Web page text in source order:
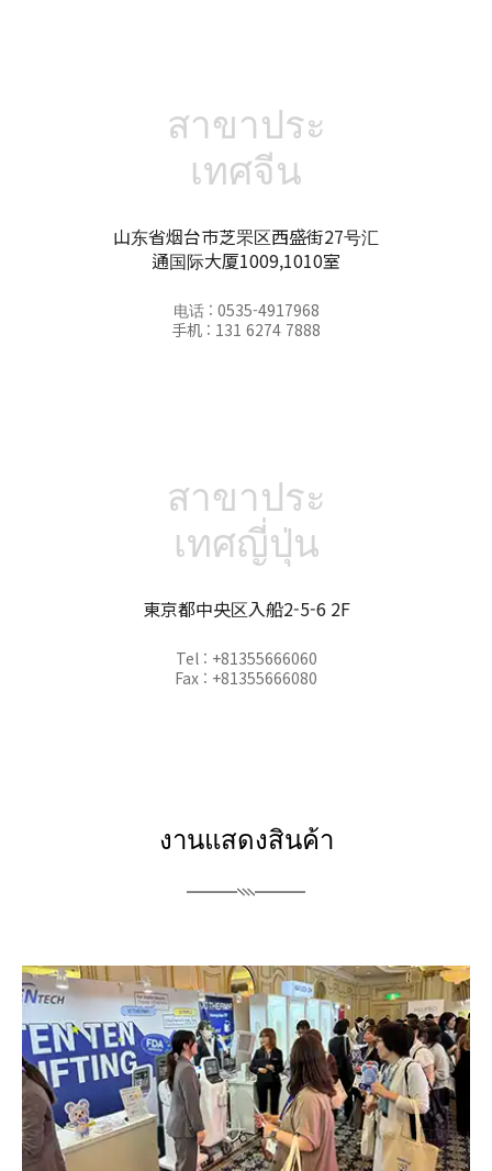
สาขาประ
เทศจีน
山东省烟台市芝罘区西盛街27号汇
通国际大厦1009,1010室
电话 : 0535-4917968
手机 : 131 6274 7888
สาขาประ
เทศญี่ปุ่น
東京都中央区入船2-5-6 2F
Tel : +81355666060
Fax : +81355666080
งานแสดงสินค้า